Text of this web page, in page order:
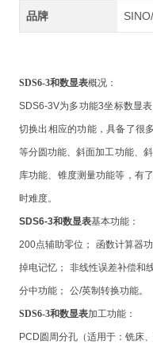
品牌
SDS6-3和数显表概况：
SDS6-3V为多功能3坐标数显
切换出相应的功能，具备了很
等分圆功能、斜面加工功能、
库功能、锥度测量功能等，有
时难度。
SDS6-3和数显表基本功能：
200点辅助零位； 函数计算器
掉电记忆； 非线性误差补偿和
分中功能； 公/英制转换功能。
SDS6-3和数显表加工功能：
PCD 圆周分孔（适用于：铣床、